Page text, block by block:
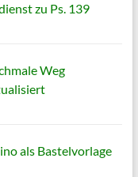
zu Ps. 139
Weg
als Bastelvorlage